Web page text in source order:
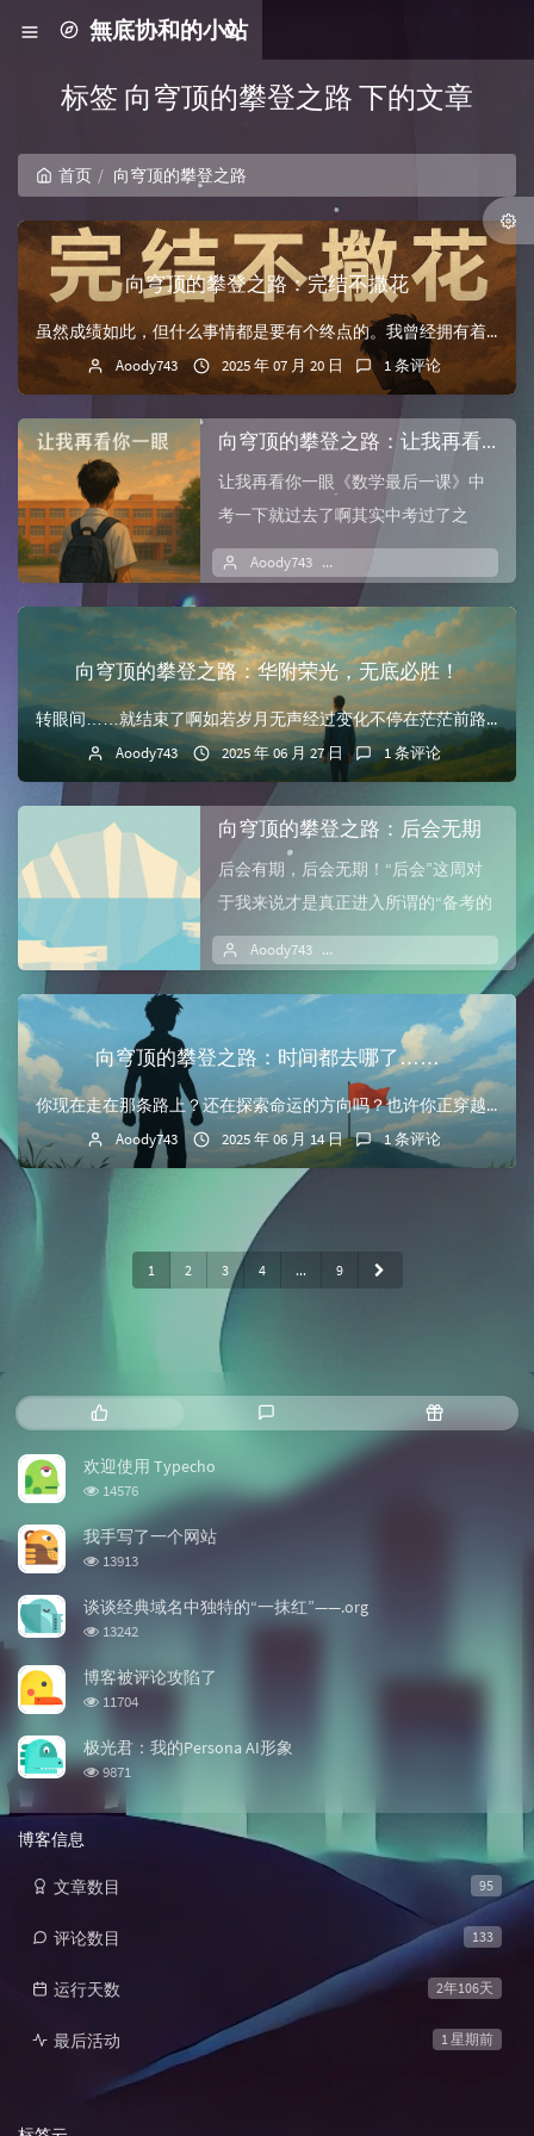
無底协和的小站
标签 向穹顶的攀登之路 下的文章
首页 向穹顶的攀登之路
向穹顶的攀登之路：完结不撒花
虽然成绩如此，但什么事情都是要有个终点的。我曾经拥有着的一切转眼间飘散如烟我曾经失落失望失掉所有方向…………平凡之路现在总结一下初三乃至初中三年的历程。其...
Aoody743 2025 年 07 月 20 日 1 条评论
向穹顶的攀登之路：让我再看你一眼
让我再看你一眼《数学最后一课》中
考一下就过去了啊其实中考过了之
后，虽然知道还有很多事，却感觉到
一天天的似...
Aoody743
向穹顶的攀登之路：华附荣光，无底必胜！
转眼间……就结束了啊如若岁月无声经过变化不停在茫茫前路力求探索究竟用信念来坚守我心中赤诚拒绝听天由命仍旧信任明天总会雨过天青如今的笑声 呼应天朗气清在世上...
Aoody743 2025 年 06 月 27 日 1 条评论
向穹顶的攀登之路：后会无期
后会有期，后会无期！“后会”这周对
于我来说才是真正进入所谓的“备考的
状态”每天写完作业就是做卷子，一直
肝...
Aoody743 1
向穹顶的攀登之路：时间都去哪了……
你现在走在那条路上？还在探索命运的方向吗？也许你正穿越森林， 或是走过深及膝盖的沼泽， 或是在炙热阳光下徘徊， 或是在哈萨克斯坦草原的某个地方。也许你在北...
Aoody743 2025 年 06 月 14 日 1 条评论
1 2 3 4 ... 9
热门文章 随机文章
欢迎使用 Typecho
浏览次数:
14576
我手写了一个网站
浏览次数:
13913
谈谈经典域名中独特的“一抹红”——.org
浏览次数:
13242
博客被评论攻陷了
浏览次数:
11704
极光君：我的Persona AI形象
浏览次数:
9871
博客信息
95
文章数目
133
评论数目
2年106天
运行天数
1 星期前
最后活动